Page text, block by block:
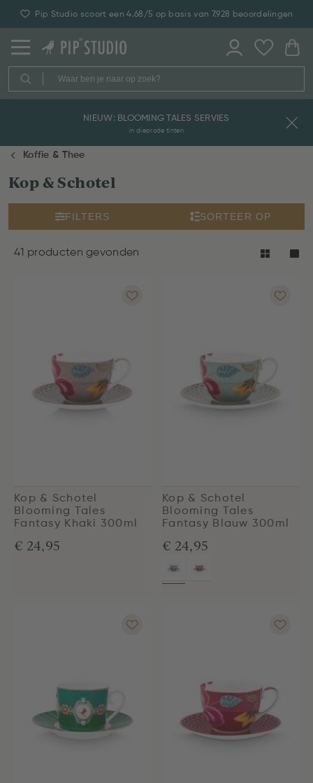
Pip Studio scoort een 4.68/5 op basis van 7.928 beoordelingen
NIEUW: BLOOMING TALES SERVIES
in dieprode tinten
Koffie & Thee
Kop & Schotel
FILTERS SORTEER OP
41 producten gevonden
Kop & Schotel
Blooming Tales
Fantasy Khaki 300ml
€ 24,95
Kop & Schotel
Blooming Tales
Fantasy Blauw 300ml
€ 24,95